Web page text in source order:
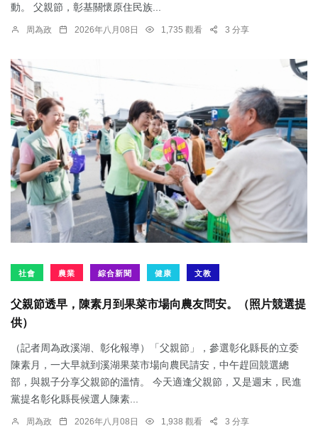
動。 父親節，彰基關懷原住民族...
周為政 2026年八月08日 1,735 觀看 3 分享
社會 農業 綜合新聞 健康 文教
父親節透早，陳素月到果菜市場向農友問安。（照片競選提
供）
（記者周為政溪湖、彰化報導）「父親節」，參選彰化縣長的立委
陳素月，一大早就到溪湖果菜市場向農民請安，中午趕回競選總
部，與親子分享父親節的溫情。 今天適逢父親節，又是週末，民進
黨提名彰化縣長候選人陳素...
周為政 2026年八月08日 1,938 觀看 3 分享